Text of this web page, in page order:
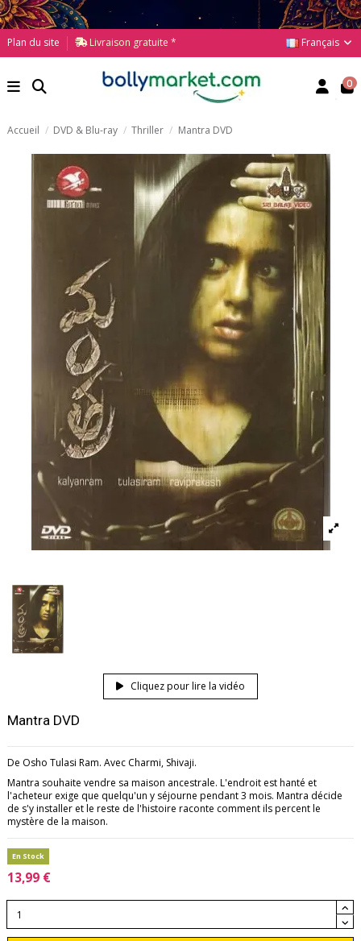
Plan du site Livraison gratuite * Français
0
Accueil DVD & Blu-ray Thriller Mantra DVD
Cliquez pour lire la vidéo
Mantra DVD
De Osho Tulasi Ram. Avec Charmi, Shivaji.
Mantra souhaite vendre sa maison ancestrale. L'endroit est hanté et
l'acheteur exige que quelqu'un y séjourne pendant 3 mois. Mantra décide
de s'y installer et le reste de l'histoire raconte comment ils percent le
mystère de la maison.
En Stock
13,99 €